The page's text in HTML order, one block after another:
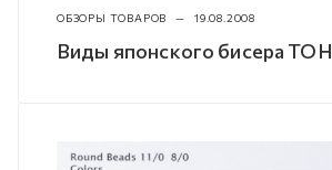
ОБЗОРЫ ТОВАРОВ — 19.08.2008
Виды японского бисера